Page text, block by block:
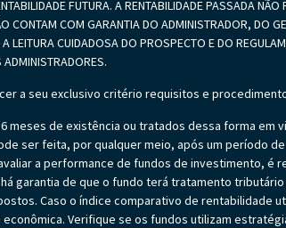
FUTURA. A RENTABILIDADE PASSADA
CONTAM COM GARANTIA DO ADMINISTRADOR, DO
LEITURA CUIDADOSA DO PROSPECTO E DO
a seu exclusivo critério requisitos e
meses de existência ou tratados dessa forma em
ser feita, por qualquer meio, após um período
a performance de fundos de investimento, é
garantia de que o fundo terá tratamento
Caso o índice comparativo de rentabilidade
Verifique se os fundos utilizam